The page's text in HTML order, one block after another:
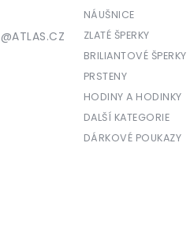
@ATLAS.CZ
NÁUŠNICE
ZLATÉ ŠPERKY
BRILIANTOVÉ ŠPERKY
PRSTENY
HODINY A HODINKY
DALŠÍ KATEGORIE
DÁRKOVÉ POUKAZY